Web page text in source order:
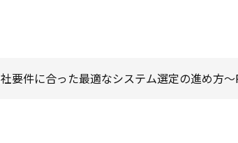
社要件に合った最適なシステム選定の進め方